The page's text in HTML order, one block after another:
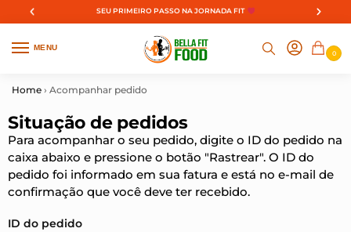
FRETE GRÁTIS EM COMPRAS ACIMA DE R$ 499
MENU
0
Home › Acompanhar pedido
Situação de pedidos
Para acompanhar o seu pedido, digite o ID do pedido na
caixa abaixo e pressione o botão "Rastrear". O ID do
pedido foi informado em sua fatura e está no e-mail de
confirmação que você deve ter recebido.
ID do pedido